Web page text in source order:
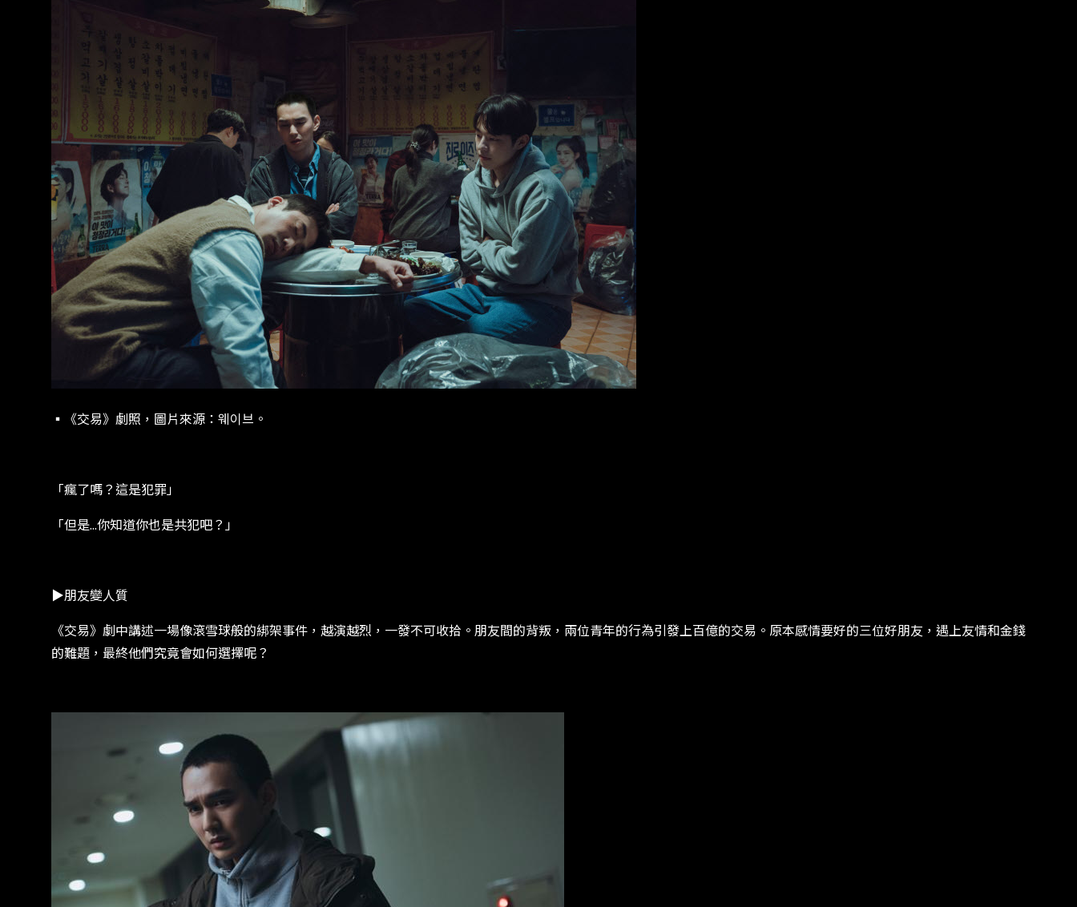
▪︎《交易》劇照，圖片來源：웨이브。
​​「瘋了嗎？這是犯罪」​
​​「但是​...​你知道你也是共犯吧？」​
​​▶朋友變人質​
​​《交易》劇中講述一場像滾雪球般的綁架事件，越演越烈，一發不可收拾​​。​​朋友間的背叛，兩位青年的行為引發上百億的交易​​。​​原本感情要好的三位好朋友，遇上友情和金錢
的難題，最終他們究竟會如何選擇呢？​